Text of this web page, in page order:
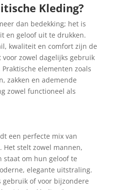
Kleding?
dan bedekking; het is
en geloof uit te drukken.
kwaliteit en comfort zijn de
zowel dagelijks gebruik
elementen zoals
zakken en ademende
zowel functioneel als
een perfecte mix van
stelt zowel mannen,
staat om hun geloof te
elegante uitstraling.
gebruik of voor bijzondere